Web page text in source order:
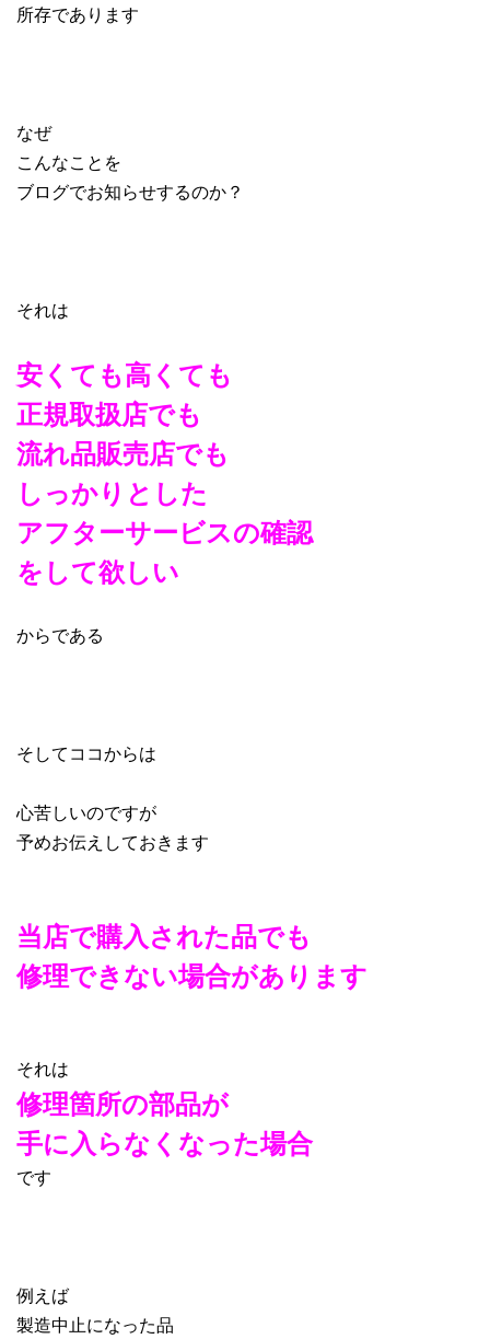
所存であります
なぜ
こんなことを
ブログでお知らせするのか？
それは
安くても高くても
正規取扱店でも
流れ品販売店でも
しっかりとした
アフターサービスの確認
を して欲しい
からである
そしてココからは
心苦しいのですが
予めお伝えしておきます
当店で購入された品でも
修理できない場合があります
それは
修理箇所の部品が
手に入らなくなった場合
です
例えば
製造中止になった品